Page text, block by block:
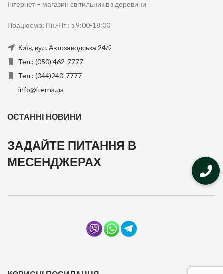
Інтернет – магазин світильників з деревини
Працюємо: Пн.-Пт.: з 9:00-18:00
Київ, вул. Автозаводська 24/2
Тел.: (050) 462-7777
Тел.: (044)240-7777
info@iterna.ua
ОСТАННІ НОВИНИ
ЗАДАЙТЕ ПИТАННЯ В
МЕСЕНДЖЕРАХ